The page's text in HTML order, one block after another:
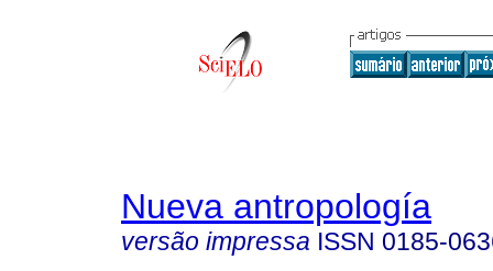
Nueva antropología
versão impressa ISSN 0185-